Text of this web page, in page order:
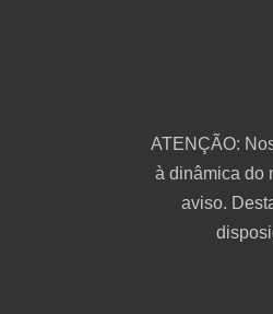
ATENÇÃO:
à dinâmica do
aviso.